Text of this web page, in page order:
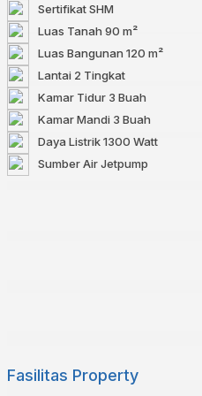
SertifikatSHM
Luas Tanah 90 m²
Luas Bangunan 120 m²
Lantai 2 Tingkat
Kamar Tidur 3 Buah
Kamar Mandi 3 Buah
Daya Listrik1300 Watt
Sumber AirJetpump
Fasilitas Property